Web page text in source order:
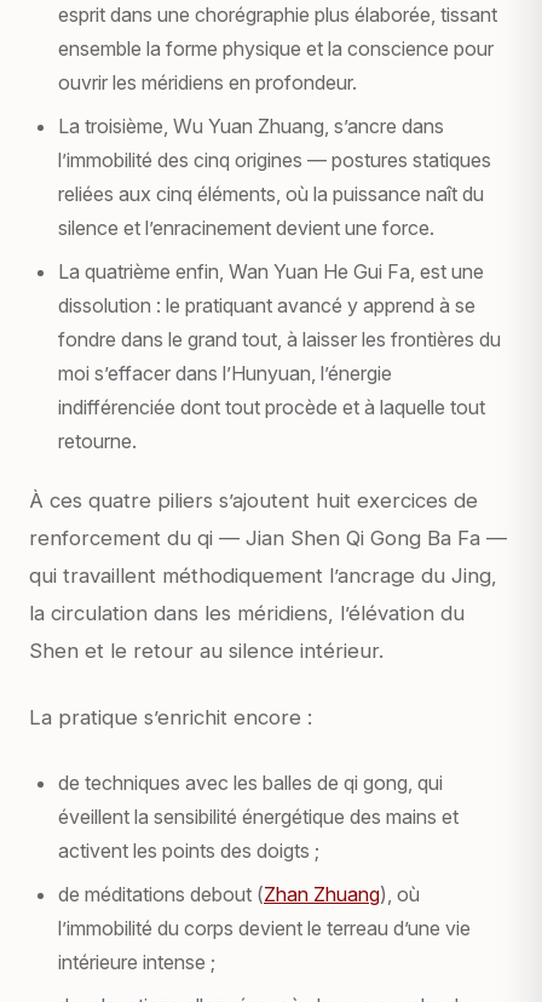
esprit dans une chorégraphie plus élaborée, tissant
ensemble la forme physique et la conscience pour
ouvrir les méridiens en profondeur.
La troisième, Wu Yuan Zhuang, s’ancre dans
l’immobilité des cinq origines — postures statiques
reliées aux cinq éléments, où la puissance naît du
silence et l’enracinement devient une force.
La quatrième enfin, Wan Yuan He Gui Fa, est une
dissolution : le pratiquant avancé y apprend à se
fondre dans le grand tout, à laisser les frontières du
moi s’effacer dans l’Hunyuan, l’énergie
indifférenciée dont tout procède et à laquelle tout
retourne.
À ces quatre piliers s’ajoutent huit exercices de
renforcement du qi — Jian Shen Qi Gong Ba Fa —
qui travaillent méthodiquement l’ancrage du Jing,
la circulation dans les méridiens, l’élévation du
Shen et le retour au silence intérieur.
La pratique s’enrichit encore :
de techniques avec les balles de qi gong, qui
éveillent la sensibilité énergétique des mains et
activent les points des doigts ;
de méditations debout (Zhan Zhuang), où
l’immobilité du corps devient le terreau d’une vie
intérieure intense ;